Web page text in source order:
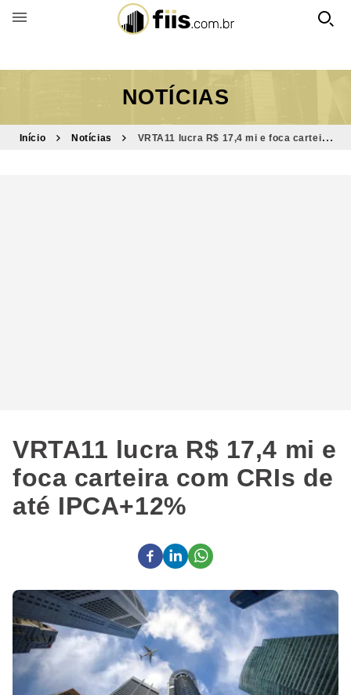
BUSCAR POR FUNDO
NOTÍCIAS
Início Notícias
VRTA11 lucra R$ 17,4 mi e foca carteira
VRTA11 lucra R$ 17,4 mi e
foca carteira com CRIs de
até IPCA+12%